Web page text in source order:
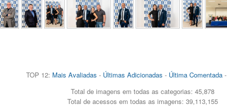
TOP 12: Mais Avaliadas - Últimas Adicionadas - Última Comentada-
Total de imagens em todas as categorias: 45,878
Total de acessos em todas as imagens: 39,113,155